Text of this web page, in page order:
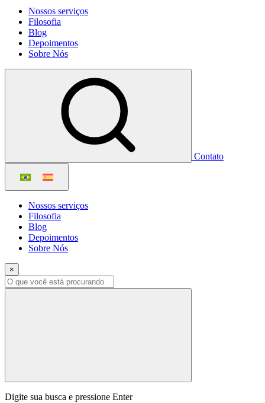
Nossos serviços
Filosofia
Blog
Depoimentos
Sobre Nós
Contato
Nossos serviços
Filosofia
Blog
Depoimentos
Sobre Nós
×
Digite sua busca e pressione Enter